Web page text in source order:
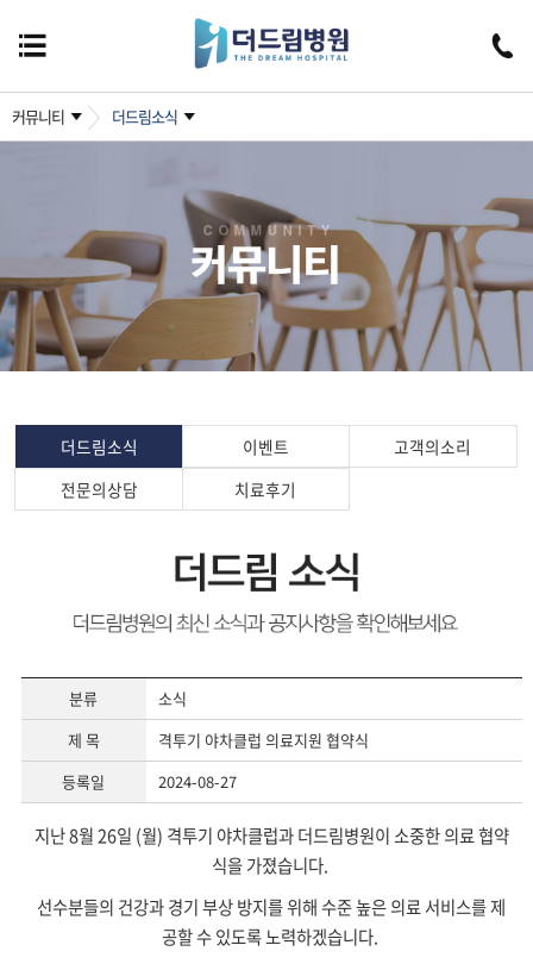
커뮤니티 더드림소식
더드림소식 이벤트
고객의소리
전문의상담
치료후기
분류
소식
제 목
격투기 야차클럽 의료지원 협약식
등록일
2024-08-27
지난 8월 26일 (월) 격투기 야차클럽과 더드림병원이 소중한 의료 협약
식을 가졌습니다.
선수분들의 건강과 경기 부상 방지를 위해 수준 높은 의료 서비스를 제
공할 수 있도록 노력하겠습니다.